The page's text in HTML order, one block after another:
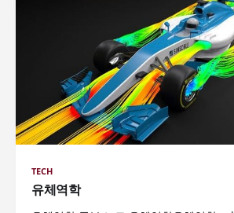
TECH
유체역학